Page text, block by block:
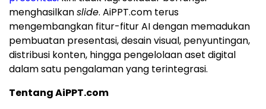
menghasilkanslide. AiPPT.com terus
mengembangkan fitur-fitur AI dengan memadukan
pembuatan presentasi, desain visual, penyuntingan,
distribusi konten, hingga pengelolaan aset digital
dalam satu pengalaman yang terintegrasi.
Tentang AiPPT.com